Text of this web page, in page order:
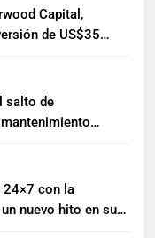
Capital,
de US$35
salto de
24×7 con la
nuevo hito en su